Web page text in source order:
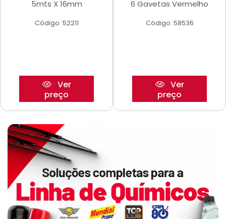
5mts X 16mm
Código: 52211
Ver
preço
6 Gavetas Vermelho
Código: 58536
Ver
preço